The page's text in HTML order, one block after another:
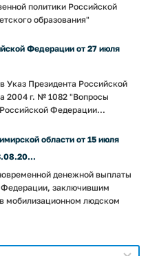
политики Российской
образования"
Федерации от 27 июля
Указ Президента Российской
2004 г. № 1082 "Вопросы
Федерации...
области от 15 июля
денежной выплаты
заключившим
мобилизационном людском